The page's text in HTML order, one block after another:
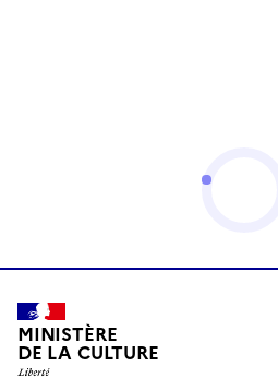
MINISTÈRE
DE LA CULTURE